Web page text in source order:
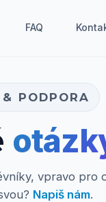
FAQ
& PODPORA
vpravo pro
Napiš nám.